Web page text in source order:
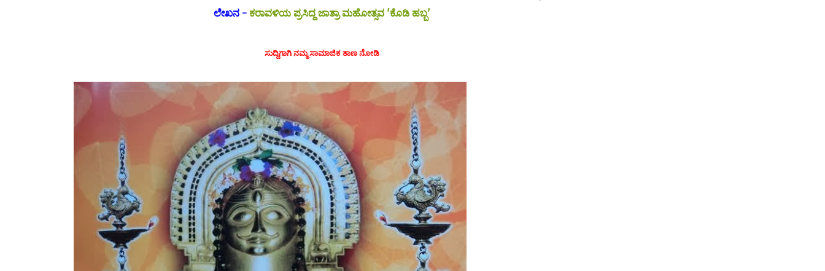
ಲೇಖನ - ಕರಾವಳಿಯ ಪ್ರಸಿದ್ದ ಜಾತ್ರಾ ಮಹೋತ್ಸವ 'ಕೊಡಿ ಹಬ್ಬ'
ಸುದ್ದಿಗಾಗಿ ನಮ್ಮ ಸಾಮಾಜಿಕ ತಾಣ ನೋಡಿ